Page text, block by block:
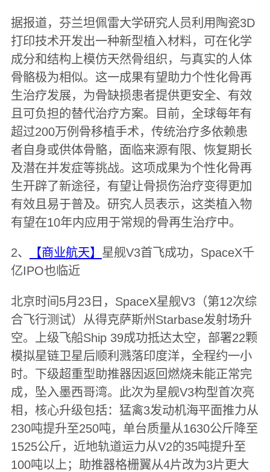
据报道，芬兰坦佩雷大学研究人员利用陶瓷3D
打印技术开发出一种新型植入材料，可在化学
成分和结构上模仿天然骨组织，与真实的人体
骨骼极为相似。这一成果有望助力个性化骨再
生治疗发展，为骨缺损患者提供更安全、有效
且可负担的替代治疗方案。目前，全球每年有
超过200万例骨移植手术，传统治疗多依赖患
者自身或供体骨骼，面临来源有限、恢复期长
及潜在并发症等挑战。这项成果为个性化骨再
生开辟了新途径，有望让骨损伤治疗变得更加
有效且易于普及。研究人员表示，这类植入物
有望在10年内应用于常规的骨再生治疗中。
2、 【商业航天】 星舰V3首飞成功，SpaceX千
亿IPO也临近
北京时间5月23日，SpaceX星舰V3（第12次综
合飞行测试）从得克萨斯州Starbase发射场升
空。上级飞船Ship 39成功抵达太空，部署22颗
模拟星链卫星后顺利溅落印度洋，全程约一小
时。下级超重型助推器因返回燃烧未能正常完
成，坠入墨西哥湾。此次为星舰V3构型首次亮
相，核心升级包括：猛禽3发动机海平面推力从
230吨提升至250吨，单台质量从1630公斤降至
1525公斤，近地轨道运力从V2的35吨提升至
100吨以上；助推器格栅翼从4片改为3片更大